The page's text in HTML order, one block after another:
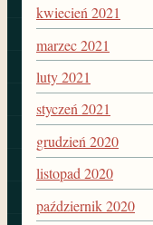
kwiecień 2021
marzec 2021
luty 2021
styczeń 2021
grudzień 2020
listopad 2020
październik 2020